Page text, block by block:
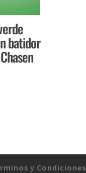
batidor
y Condiciones